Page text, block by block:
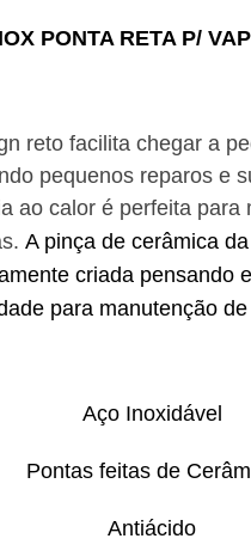
PONTA RETA P/
reto facilita chegar a
pequenos reparos e
ao calor é perfeita para
A pinça de cerâmica
criada pensando
para manutenção
Aço Inoxidável
Pontas feitas de
Antiácido